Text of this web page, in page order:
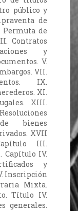
público y
de
Permuta de
Contratos
y
V.
VII.
IX.
XI.
XIII.
bienes
XVII
III.
Capítulo IV.
y
Inscripción
Mixta.
Título IV.
generales.